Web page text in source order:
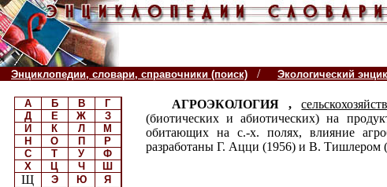
Энциклопедии, словари, справочники (поиск) / Экологический
А Б В
Г
Д
Е Ж
З
И
К Л
М
Н
О П
Р
С
Т У
Ф
Х
Ц Ч Ш
Щ Э Ю Я
АГРОЭКОЛОГИЯ ,
(биотических и абиотических) на
обитающих на с.-х. полях, влияние
разработаны Г. Ацци (1956) и В. Тишлером